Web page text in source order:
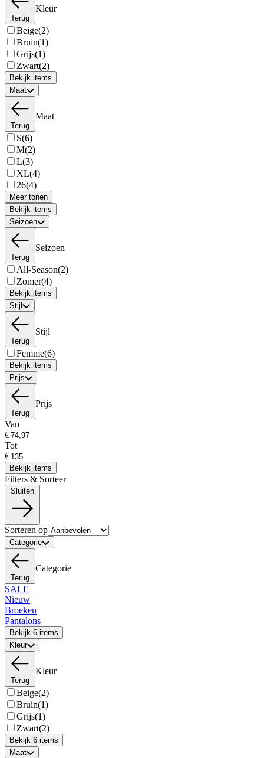
Terug
Kleur
Beige(2)
Bruin(1)
Grijs(1)
Zwart(2)
Bekijk items
Maat
Terug
Maat
S(6)
M(2)
L(3)
XL(4)
26(4)
Meer tonen
Bekijk items
Seizoen
Terug
Seizoen
All-Season(2)
Zomer(4)
Bekijk items
Stijl
Terug
Stijl
Femme(6)
Bekijk items
Prijs
Terug
Prijs
Van
€
Tot
€
Bekijk items
Filters & Sorteer
Sorteren op
Categorie
Terug
Categorie
SALE
Nieuw
Broeken
Pantalons
Bekijk 6 items
Kleur
Terug
Kleur
Beige(2)
Bruin(1)
Grijs(1)
Zwart(2)
Bekijk 6 items
Maat